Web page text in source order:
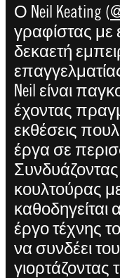
Ο Neil Keating (
γραφίστας με
δεκαετή
Neil είναι
έχοντας
εκθέσεις
έργα σε
Συνδυάζοντας
κουλτούρας
καθοδηγείται
έργο τέχνης
να συνδέει
γιορτάζοντας